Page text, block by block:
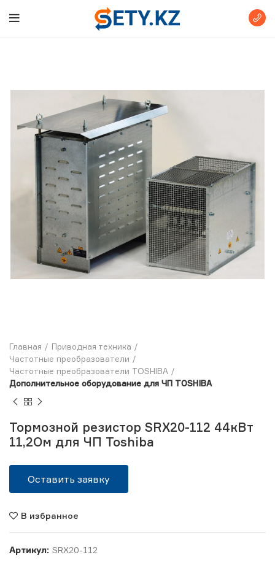
Главная
Приводная техника
Частотные преобразователи
Частотные преобразователи TOSHIBA
Дополнительное оборудование для ЧП TOSHIBA
Тормозной резистор SRX20-112 44кВт
11,2Ом для ЧП Toshiba
Оставить заявку
В избранное
Артикул: SRX20-112